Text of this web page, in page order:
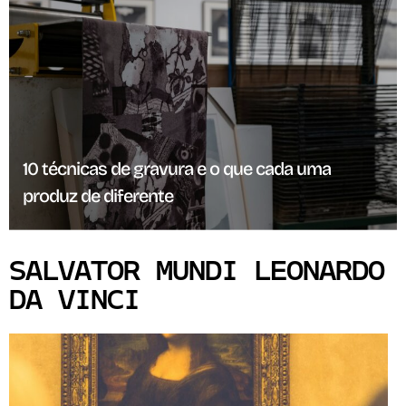
10 técnicas de gravura e o que cada uma
produz de diferente
SALVATOR MUNDI LEONARDO
DA VINCI